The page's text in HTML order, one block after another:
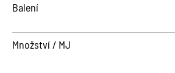
Balení
Množství / MJ